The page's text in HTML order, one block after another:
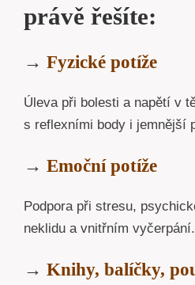
právě řešíte:
→ Fyzické potíže
Úleva při bolesti a napětí v
s reflexními body i jemnější
→ Emoční potíže
Podpora při stresu,
neklidu a vnitřním vyčerpání.
→ Knihy, balíčky,